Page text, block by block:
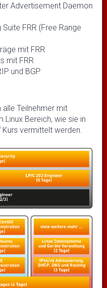
Advertisement Daemon
FRR (Free Range
mit FRR
mit FRR
und BGP
alle Teilnehmer mit
Linux Bereich, wie sie in
Kurs vermittelt werden.